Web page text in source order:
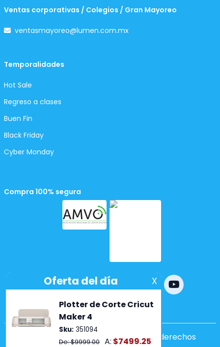
Ventas corporativas / Colegios / Gran Mayoreo
ventasmayoreo@lumen.com.mx
Temporalidades
Hot Sale
Regreso a clases
Buen Fin
Black Friday
Cyber Monday
Compra 100% segura
Powered bynopCommerce
Copyright ©2026 Lumen. Todos los derechos